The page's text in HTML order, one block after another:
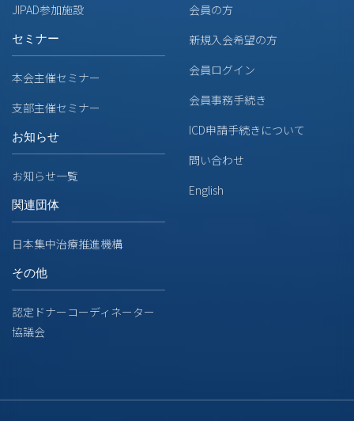
JIPAD参加施設
セミナー
本会主催セミナー
支部主催セミナー
お知らせ
お知らせ一覧
関連団体
日本集中治療推進機構
その他
認定ドナーコーディネーター
協議会
会員の方
新規入会希望の方
会員ログイン
会員事務手続き
ICD申請手続きについて
問い合わせ
English